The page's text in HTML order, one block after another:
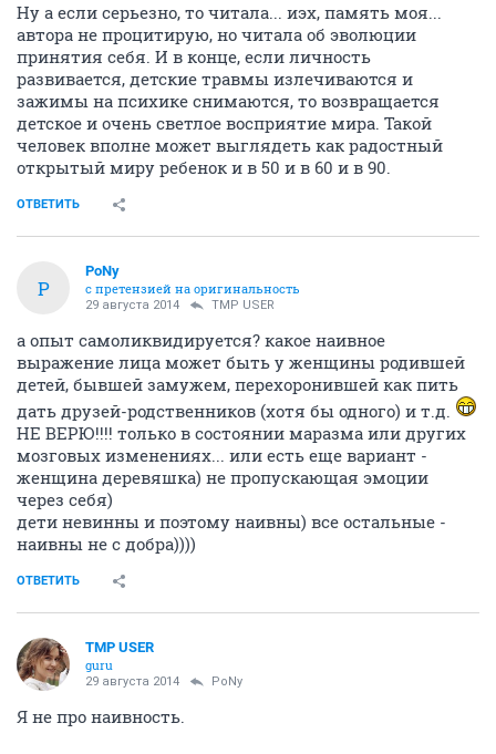
Ну а если серьезно, то читала... иэх, память моя...
автора не процитирую, но читала об эволюции
принятия себя. И в конце, если личность
развивается, детские травмы излечиваются и
зажимы на психике снимаются, то возвращается
детское и очень светлое восприятие мира. Такой
человек вполне может выглядеть как радостный
открытый миру ребенок и в 50 и в 60 и в 90.
ОТВЕТИТЬ
P
PoNy
с претензией на оригинальность
29 августа 2014 TMP USER
а опыт самоликвидируется? какое наивное
выражение лица может быть у женщины родившей
детей, бывшей замужем, перехоронившей как пить
дать друзей-родственников (хотя бы одного) и т.д.
НЕ ВЕРЮ!!!! только в состоянии маразма или других
мозговых изменениях... или есть еще вариант -
женщина деревяшка) не пропускающая эмоции
через себя)
дети невинны и поэтому наивны) все остальные -
наивны не с добра))))
ОТВЕТИТЬ
TMP USER
guru
29 августа 2014 PoNy
Я не про наивность.